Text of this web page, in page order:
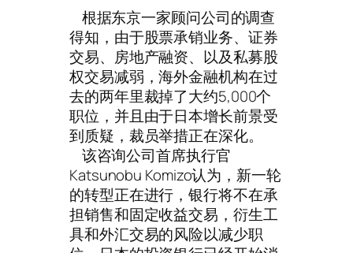
根据东京一家顾问公司的调查
得知，由于股票承销业务、证券
交易、房地产融资、以及私募股
权交易减弱，海外金融机构在过
去的两年里裁掉了大约5,000个
职位，并且由于日本增长前景受
到质疑，裁员举措正在深化。
该咨询公司首席执行官
Katsunobu Komizo认为，新一轮
的转型正在进行，银行将不在承
担销售和固定收益交易，衍生工
具和外汇交易的风险以减少职